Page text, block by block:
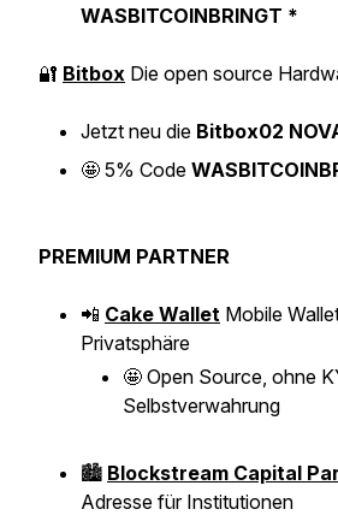
WASBITCOINBRINGT *
🔐 Bitbox Die open source
Jetzt neu die Bitbox02
🤩 5% Code
PREMIUM PARTNER
📲 Cake Wallet Mobile
Privatsphäre
🤩 Open Source, ohne
Selbstverwahrung
🏙️ Blockstream Capital
Adresse für Institutionen